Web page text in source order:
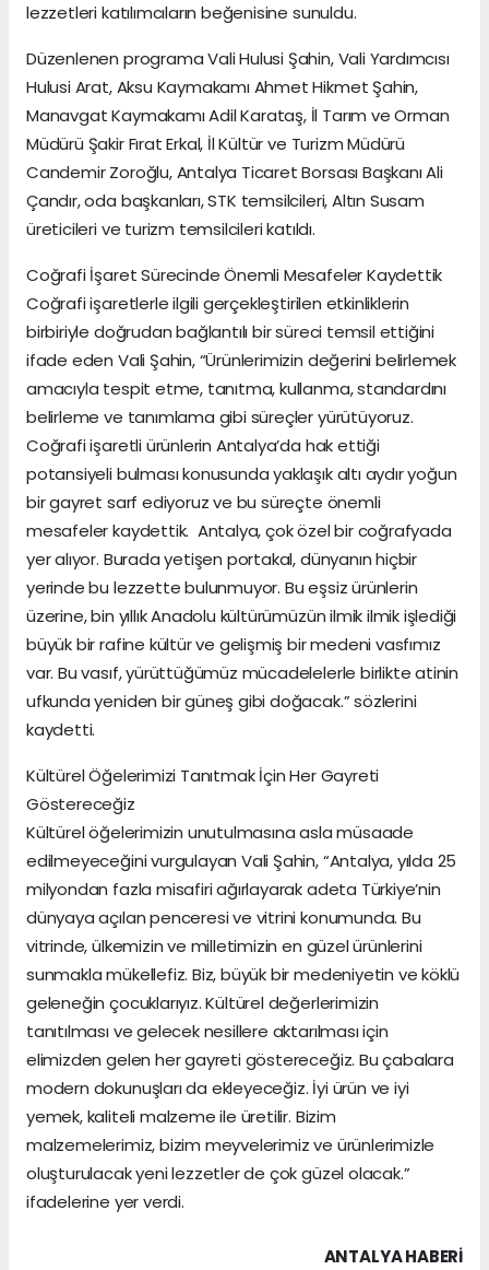
lezzetleri katılımcıların beğenisine sunuldu.
Düzenlenen programa Vali Hulusi Şahin, Vali Yardımcısı
Hulusi Arat, Aksu Kaymakamı Ahmet Hikmet Şahin,
Manavgat Kaymakamı Adil Karataş, İl Tarım ve Orman
Müdürü Şakir Fırat Erkal, İl Kültür ve Turizm Müdürü
Candemir Zoroğlu, Antalya Ticaret Borsası Başkanı Ali
Çandır, oda başkanları, STK temsilcileri, Altın Susam
üreticileri ve turizm temsilcileri katıldı.
Coğrafi İşaret Sürecinde Önemli Mesafeler Kaydettik
Coğrafi işaretlerle ilgili gerçekleştirilen etkinliklerin
birbiriyle doğrudan bağlantılı bir süreci temsil ettiğini
ifade eden Vali Şahin, “Ürünlerimizin değerini belirlemek
amacıyla tespit etme, tanıtma, kullanma, standardını
belirleme ve tanımlama gibi süreçler yürütüyoruz.
Coğrafi işaretli ürünlerin Antalya’da hak ettiği
potansiyeli bulması konusunda yaklaşık altı aydır yoğun
bir gayret sarf ediyoruz ve bu süreçte önemli
mesafeler kaydettik. Antalya, çok özel bir coğrafyada
yer alıyor. Burada yetişen portakal, dünyanın hiçbir
yerinde bu lezzette bulunmuyor. Bu eşsiz ürünlerin
üzerine, bin yıllık Anadolu kültürümüzün ilmik ilmik işlediği
büyük bir rafine kültür ve gelişmiş bir medeni vasfımız
var. Bu vasıf, yürüttüğümüz mücadelelerle birlikte atinin
ufkunda yeniden bir güneş gibi doğacak.” sözlerini
kaydetti.
Kültürel Öğelerimizi Tanıtmak İçin Her Gayreti
Göstereceğiz
Kültürel öğelerimizin unutulmasına asla müsaade
edilmeyeceğini vurgulayan Vali Şahin, “Antalya, yılda 25
milyondan fazla misafiri ağırlayarak adeta Türkiye’nin
dünyaya açılan penceresi ve vitrini konumunda. Bu
vitrinde, ülkemizin ve milletimizin en güzel ürünlerini
sunmakla mükellefiz. Biz, büyük bir medeniyetin ve köklü
geleneğin çocuklarıyız. Kültürel değerlerimizin
tanıtılması ve gelecek nesillere aktarılması için
elimizden gelen her gayreti göstereceğiz. Bu çabalara
modern dokunuşları da ekleyeceğiz. İyi ürün ve iyi
yemek, kaliteli malzeme ile üretilir. Bizim
malzemelerimiz, bizim meyvelerimiz ve ürünlerimizle
oluşturulacak yeni lezzetler de çok güzel olacak.”
ifadelerine yer verdi.
ANTALYA HABERİ